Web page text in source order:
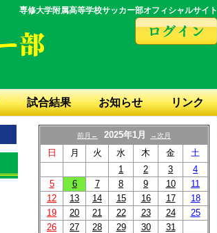
専修大学附属高等学校サッカー部オフィシャルサイト
試合結果 お知らせ リンク
前月← 2025年1月 →次月
日 月 火 水 木 金
土
1
2 3
4
5
6 7 8 9 10
11
12
13 14 15 16 17
18
19
20 21 22 23 24
25
26
27 28 29 30 31